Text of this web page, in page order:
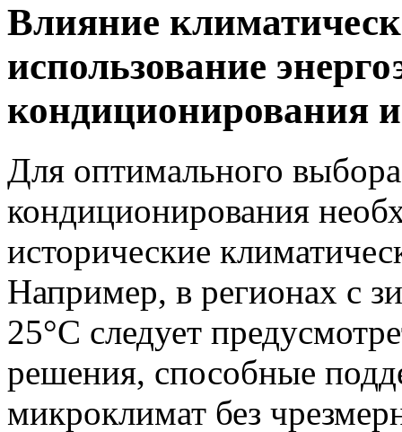
Влияние
использование
кондиционирования
Для оптимального
кондиционирования
исторические
Например, в регионах с
25°C следует
решения, способные
микроклимат без